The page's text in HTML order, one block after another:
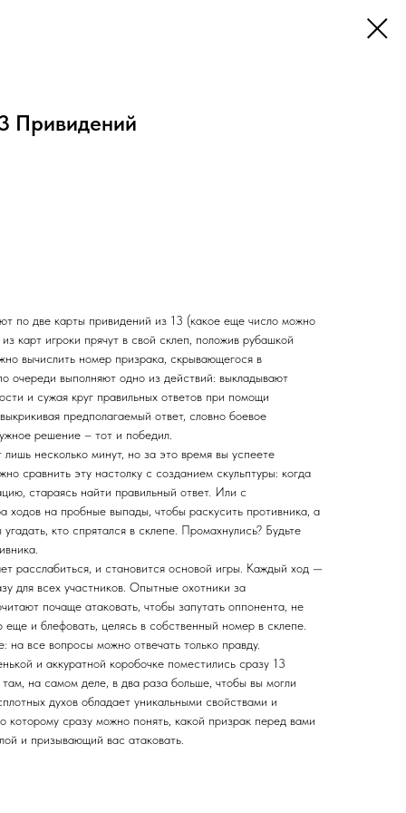
Привидений
по две карты привидений из 13 (какое еще число можно
карт игроки прячут в свой склеп, положив рубашкой
вычислить номер призрака, скрывающегося в
очереди выполняют одно из действий: выкладывают
и сужая круг правильных ответов при помощи
предполагаемый ответ, словно боевое
решение – тот и победил.
несколько минут, но за это время вы успеете
сравнить эту настолку с созданием скульптуры: когда
стараясь найти правильный ответ. Или с
ходов на пробные выпады, чтобы раскусить противника, а
кто спрятался в склепе. Промахнулись? Будьте
расслабиться, и становится основой игры. Каждый ход —
для всех участников. Опытные охотники за
почаще атаковать, чтобы запутать оппонента, не
и блефовать, целясь в собственный номер в склепе.
на все вопросы можно отвечать только правду.
и аккуратной коробочке поместились сразу 13
на самом деле, в два раза больше, чтобы вы могли
духов обладает уникальными свойствами и
сразу можно понять, какой призрак перед вами
и призывающий вас атаковать.